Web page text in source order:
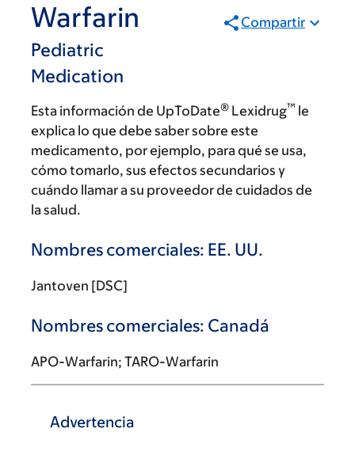
Warfarin
Pediatric
Medication
Compartir
Esta información de UpToDate® Lexidrug™ le
explica lo que debe saber sobre este
medicamento, por ejemplo, para qué se usa,
cómo tomarlo, sus efectos secundarios y
cuándo llamar a su proveedor de cuidados de
la salud.
Nombres comerciales: EE. UU.
Jantoven [DSC]
Nombres comerciales: Canadá
APO-Warfarin; TARO-Warfarin
Advertencia